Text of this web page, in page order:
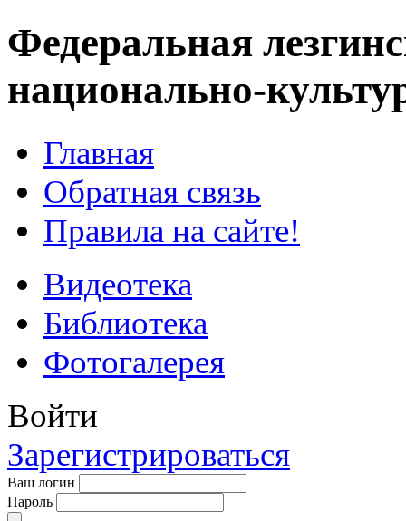
Федеральная
национально-
Главная
Обратная связь
Правила на сайте!
Видеотека
Библиотека
Фотогалерея
Войти
Зарегистрироваться
Ваш логин
Пароль